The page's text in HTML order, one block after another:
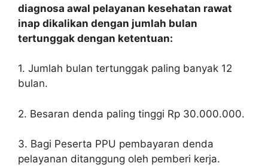
diagnosa awal pelayanan kesehatan rawat
inap dikalikan dengan jumlah bulan
tertunggak dengan ketentuan:
1. Jumlah bulan tertunggak paling banyak 12
bulan.
2. Besaran denda paling tinggi Rp 30.000.000.
3. Bagi Peserta PPU pembayaran denda
pelayanan ditanggung oleh pemberi kerja.